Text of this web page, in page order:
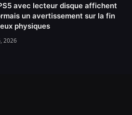
avec lecteur disque affichent
un avertissement sur la fin
physiques
2026